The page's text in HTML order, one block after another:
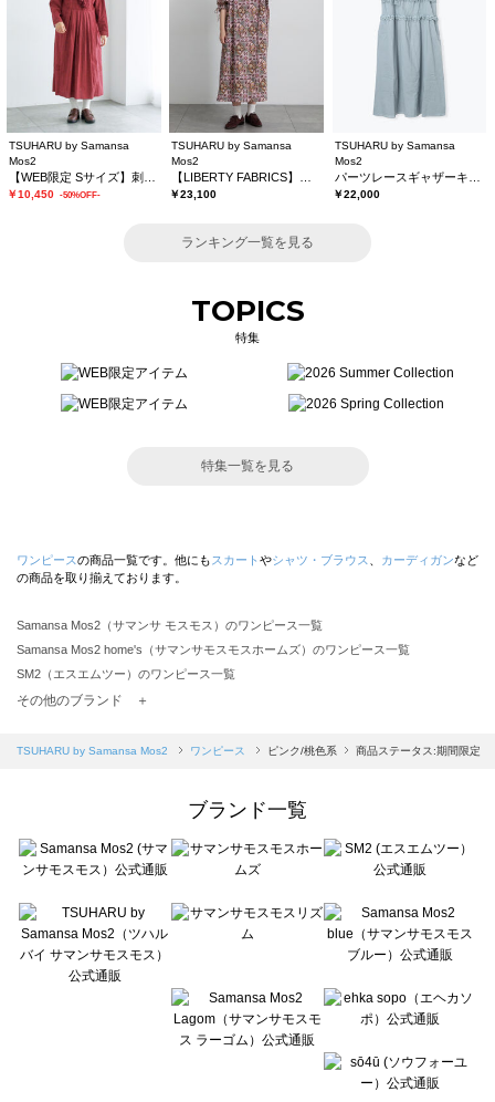
TSUHARU by Samansa
Mos2
￥10,450 -50%OFF-
TSUHARU by Samansa
Mos2
￥23,100
TSUHARU by Samansa
Mos2
￥22,000
ランキング一覧を見る
TOPICS
特集
特集一覧を見る
ワンピースの商品一覧です。他にも スカート やシャツ・ブラウス カーディガンなど
の商品を取り揃えております。
Samansa Mos2（サマンサ モスモス）のワンピース一覧
Samansa Mos2 home's（サマンサモスモスホームズ）のワンピース一覧
SM2（エスエムツー）のワンピース一覧
TSUHARU by Samansa Mos2（ツハルバイサマンサモスモス）のワンピース一覧
Samansa Mos2 blue（サマンサモスモス ブルー）のワンピース一覧
sō4ū（ソウフォーユー）のワンピース一覧
Te chichi（テチチ）のワンピース一覧
Te chichi CLASSIC（テチチ クラシック）のワンピース一覧
Lugnoncure（ルノンキュール）のワンピース一覧
BETTY'S BLUE（べティーズブルー）のワンピース一覧
Wpc.（ワールドパーティー）のワンピース一覧
その他のブランド ＋
TSUHARU by Samansa Mos2 ワンピース ピンク/桃色系 商品ステータス:期間限定
ブランド一覧